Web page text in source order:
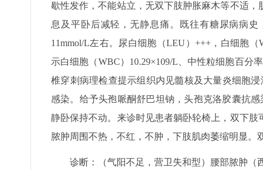
歇性发作，不能站立，无双下肢肿胀麻木等不适
息及平卧后减轻，无静息痛。既往有糖尿病病
11mmol/L左右。尿白细胞（LEU）+++，白细胞
示白细胞（WBC）10.29×109/L、中性粒细胞百分
椎穿刺病理检查提示组织内见髓核及大量炎细胞
感染。给予头孢哌酮舒巴坦钠，头孢克洛胶囊抗
静卧保持不动。来诊时见患者躺卧轮椅上，双下
脓肿周围不热，不红，不肿，下肢肌肉萎缩明显。
诊断：（气阳不足，营卫失和型）腰部脓肿（